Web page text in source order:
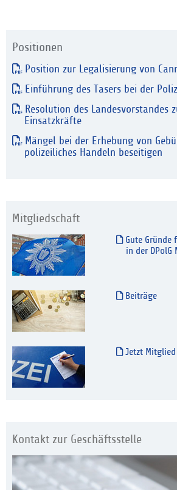
Positionen
Position zur Legalisierung von
Einführung des Tasers bei der
Resolution des Landesvorstandes
Einsatzkräfte
Mängel bei der Erhebung von
polizeiliches Handeln beseitigen
Mitgliedschaft
Gute Gründe
in der DPolG
Beiträge
Jetzt Mitglied
Kontakt zur Geschäftsstelle